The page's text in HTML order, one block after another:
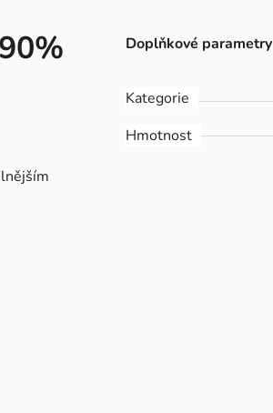
Doplňkové parametry
Kategorie
Hmotnost